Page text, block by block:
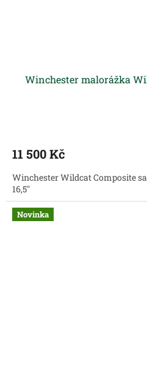
Winchester malorážka
11 500 Kč
Winchester Wildcat Composite
16,5"
Novinka